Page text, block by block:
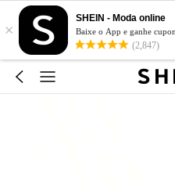
×
SHEIN - Moda online
Baixe o App e ganhe
(2,847)